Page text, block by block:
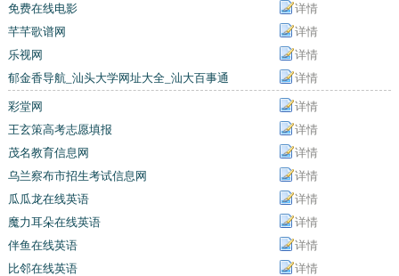
免费在线电影
详情
芊芊歌谱网
详情
乐视网
详情
郁金香导航_汕头大学网址大全_汕大百事通
详情
彩堂网
详情
王玄策高考志愿填报
详情
茂名教育信息网
详情
乌兰察布市招生考试信息网
详情
瓜瓜龙在线英语
详情
魔力耳朵在线英语
详情
伴鱼在线英语
详情
比邻在线英语
详情